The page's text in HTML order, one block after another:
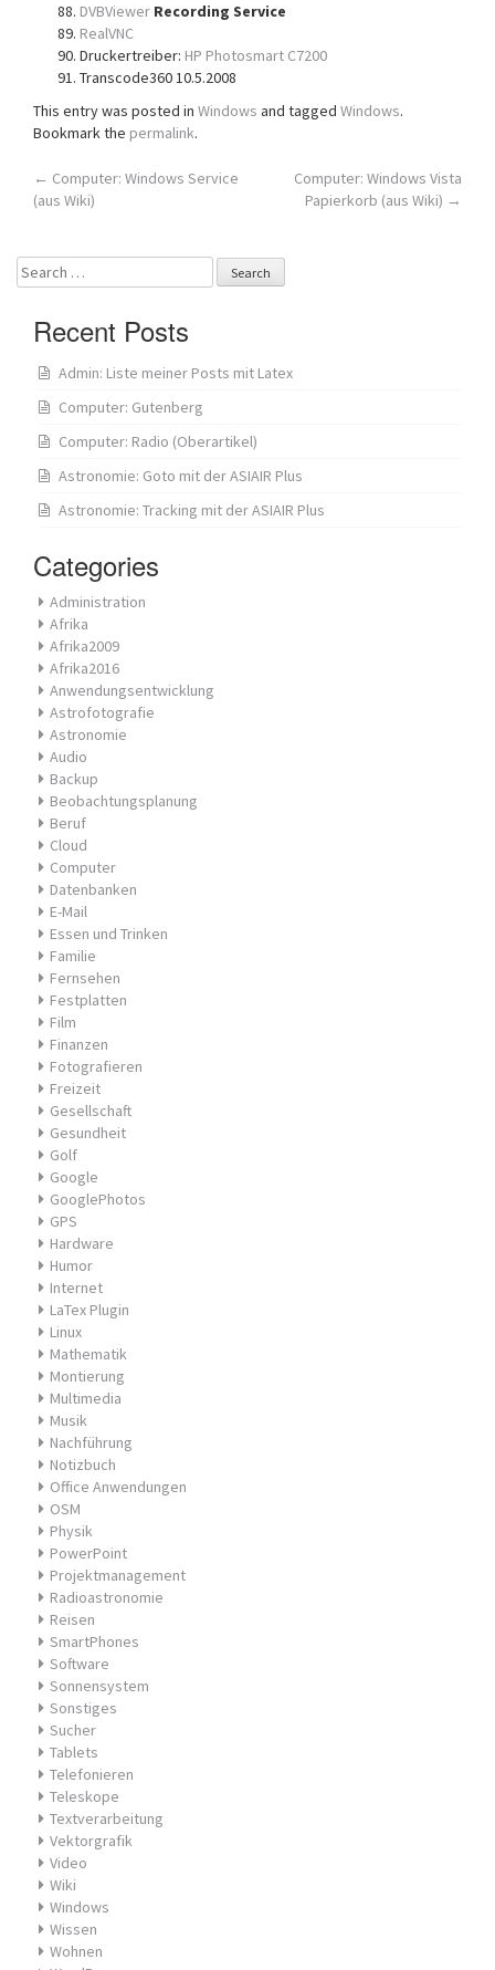
DVBViewer Recording Service
RealVNC
Druckertreiber: HP Photosmart C7200
Transcode360 10.5.2008
This entry was posted in Windows and tagged Windows.
Bookmark the permalink.
Post
← Computer: Windows Service
(aus Wiki)
Computer: Windows Vista
Papierkorb (aus Wiki) →
Search
for:
Recent Posts
Admin: Liste meiner Posts mit Latex
Computer: Gutenberg
Computer: Radio (Oberartikel)
Astronomie: Goto mit der ASIAIR Plus
Astronomie: Tracking mit der ASIAIR Plus
Categories
Administration
Afrika
Afrika2009
Afrika2016
Anwendungsentwicklung
Astrofotografie
Astronomie
Audio
Backup
Beobachtungsplanung
Beruf
Cloud
Computer
Datenbanken
E-Mail
Essen und Trinken
Familie
Fernsehen
Festplatten
Film
Finanzen
Fotografieren
Freizeit
Gesellschaft
Gesundheit
Golf
Google
GooglePhotos
GPS
Hardware
Humor
Internet
LaTex Plugin
Linux
Mathematik
Montierung
Multimedia
Musik
Nachführung
Notizbuch
Office Anwendungen
OSM
Physik
PowerPoint
Projektmanagement
Radioastronomie
Reisen
SmartPhones
Software
Sonnensystem
Sonstiges
Sucher
Tablets
Telefonieren
Teleskope
Textverarbeitung
Vektorgrafik
Video
Wiki
Windows
Wissen
Wohnen